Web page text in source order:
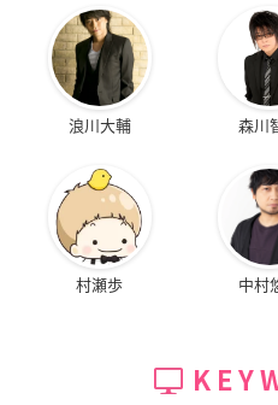
浪川大輔 森川
村瀬歩 中村